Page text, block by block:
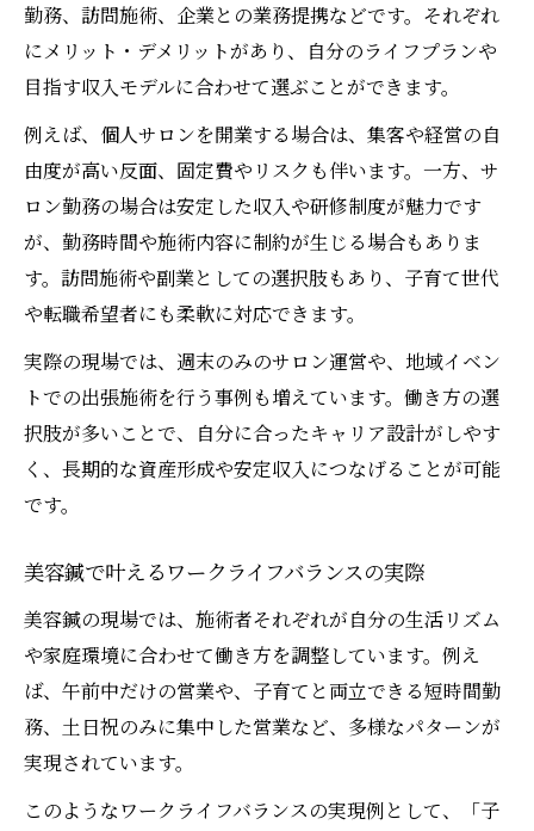
勤務、訪問施術、企業との業務提携などです。それぞれ
にメリット・デメリットがあり、自分のライフプランや
目指す収入モデルに合わせて選ぶことができます。
例えば、個人サロンを開業する場合は、集客や経営の自
由度が高い反面、固定費やリスクも伴います。一方、サ
ロン勤務の場合は安定した収入や研修制度が魅力です
が、勤務時間や施術内容に制約が生じる場合もありま
す。訪問施術や副業としての選択肢もあり、子育て世代
や転職希望者にも柔軟に対応できます。
実際の現場では、週末のみのサロン運営や、地域イベン
トでの出張施術を行う事例も増えています。働き方の選
択肢が多いことで、自分に合ったキャリア設計がしやす
く、長期的な資産形成や安定収入につなげることが可能
です。
美容鍼で叶えるワークライフバランスの実際
美容鍼の現場では、施術者それぞれが自分の生活リズム
や家庭環境に合わせて働き方を調整しています。例え
ば、午前中だけの営業や、子育てと両立できる短時間勤
務、土日祝のみに集中した営業など、多様なパターンが
実現されています。
このようなワークライフバランスの実現例として、「子